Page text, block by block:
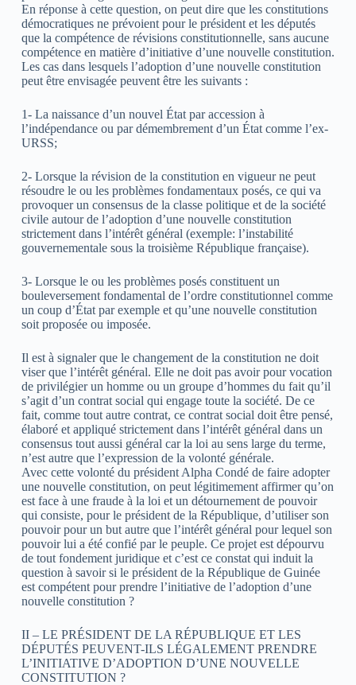
En réponse à cette question, on peut dire que les constitutions
démocratiques ne prévoient pour le président et les députés
que la compétence de révisions constitutionnelle, sans aucune
compétence en matière d’initiative d’une nouvelle constitution.
Les cas dans lesquels l’adoption d’une nouvelle constitution
peut être envisagée peuvent être les suivants :
1- La naissance d’un nouvel État par accession à
l’indépendance ou par démembrement d’un État comme l’ex-
URSS;
2- Lorsque la révision de la constitution en vigueur ne peut
résoudre le ou les problèmes fondamentaux posés, ce qui va
provoquer un consensus de la classe politique et de la société
civile autour de l’adoption d’une nouvelle constitution
strictement dans l’intérêt général (exemple: l’instabilité
gouvernementale sous la troisième République française).
3- Lorsque le ou les problèmes posés constituent un
bouleversement fondamental de l’ordre constitutionnel comme
un coup d’État par exemple et qu’une nouvelle constitution
soit proposée ou imposée.
Il est à signaler que le changement de la constitution ne doit
viser que l’intérêt général. Elle ne doit pas avoir pour vocation
de privilégier un homme ou un groupe d’hommes du fait qu’il
s’agit d’un contrat social qui engage toute la société. De ce
fait, comme tout autre contrat, ce contrat social doit être pensé,
élaboré et appliqué strictement dans l’intérêt général dans un
consensus tout aussi général car la loi au sens large du terme,
n’est autre que l’expression de la volonté générale.
Avec cette volonté du président Alpha Condé de faire adopter
une nouvelle constitution, on peut légitimement affirmer qu’on
est face à une fraude à la loi et un détournement de pouvoir
qui consiste, pour le président de la République, d’utiliser son
pouvoir pour un but autre que l’intérêt général pour lequel son
pouvoir lui a été confié par le peuple. Ce projet est dépourvu
de tout fondement juridique et c’est ce constat qui induit la
question à savoir si le président de la République de Guinée
est compétent pour prendre l’initiative de l’adoption d’une
nouvelle constitution ?
II – LE PRÉSIDENT DE LA RÉPUBLIQUE ET LES
DÉPUTÉS PEUVENT-ILS LÉGALEMENT PRENDRE
L’INITIATIVE D’ADOPTION D’UNE NOUVELLE
CONSTITUTION ?